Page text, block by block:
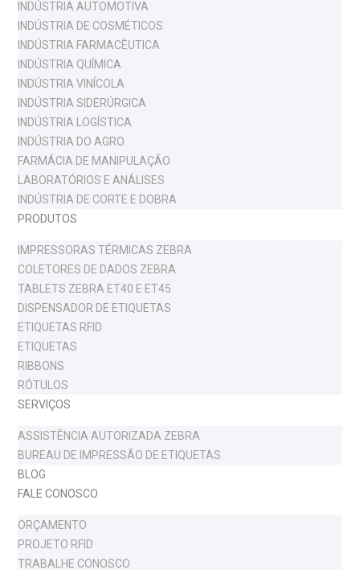
INDÚSTRIA AUTOMOTIVA
INDÚSTRIA DE COSMÉTICOS
INDÚSTRIA FARMACÊUTICA
INDÚSTRIA QUÍMICA
INDÚSTRIA VINÍCOLA
INDÚSTRIA SIDERÚRGICA
INDÚSTRIA LOGÍSTICA
INDÚSTRIA DO AGRO
FARMÁCIA DE MANIPULAÇÃO
LABORATÓRIOS E ANÁLISES
INDÚSTRIA DE CORTE E DOBRA
PRODUTOS
IMPRESSORAS TÉRMICAS ZEBRA
COLETORES DE DADOS ZEBRA
TABLETS ZEBRA ET40 E ET45
DISPENSADOR DE ETIQUETAS
ETIQUETAS RFID
ETIQUETAS
RIBBONS
RÓTULOS
SERVIÇOS
ASSISTÊNCIA AUTORIZADA ZEBRA
BUREAU DE IMPRESSÃO DE ETIQUETAS
BLOG
FALE CONOSCO
ORÇAMENTO
PROJETO RFID
TRABALHE CONOSCO